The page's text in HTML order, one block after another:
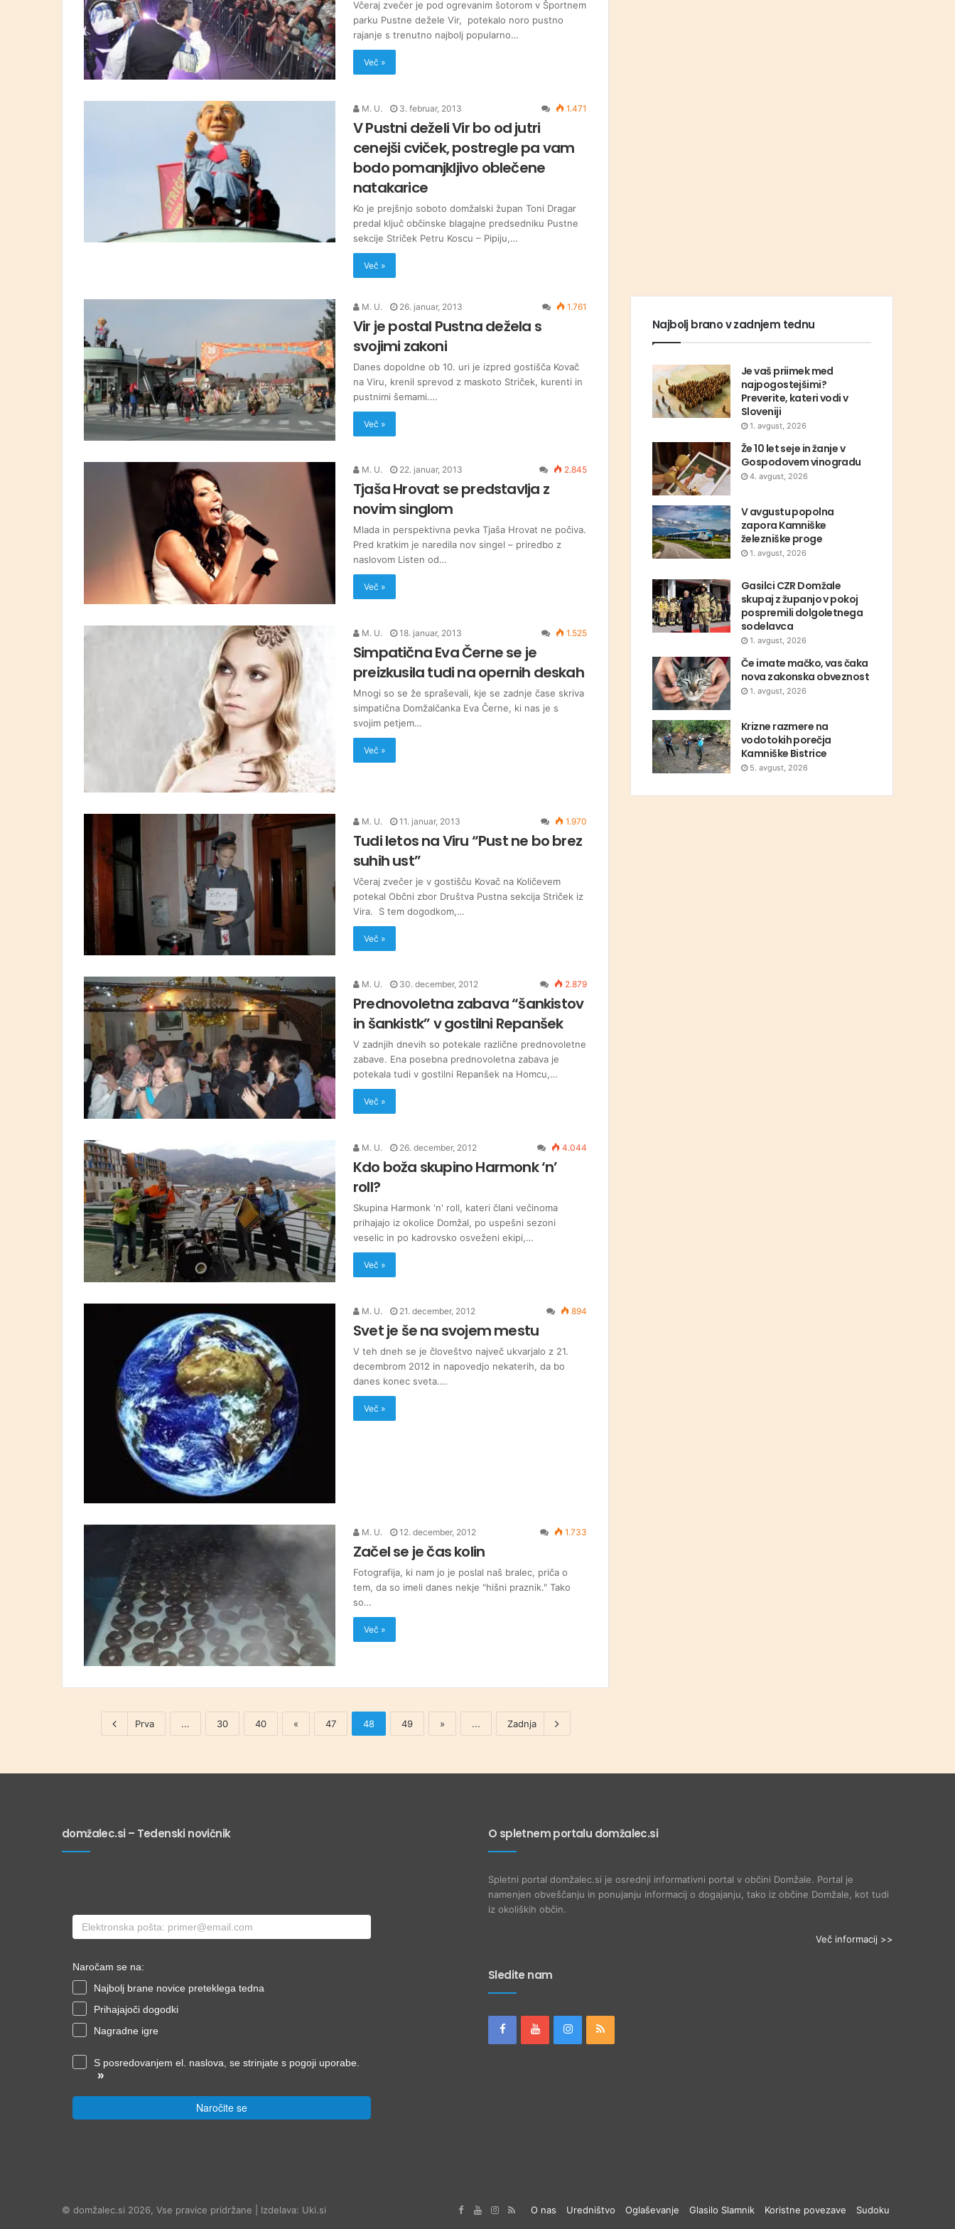
Včeraj zvečer je pod ogrevanim šotorom v Športnem
parku Pustne dežele Vir, potekalo noro pustno
rajanje s trenutno najbolj popularno…
Več »
M. U. 3. februar, 2013 1.471
V Pustni deželi Vir bo od jutri
cenejši cviček, postregle pa vam
bodo pomanjkljivo oblečene
natakarice
Ko je prejšnjo soboto domžalski župan Toni Dragar
predal ključ občinske blagajne predsedniku Pustne
sekcije Striček Petru Koscu – Pipiju,…
Več »
M. U. 26. januar, 2013 1.761
Vir je postal Pustna dežela s
svojimi zakoni
Danes dopoldne ob 10. uri je izpred gostišča Kovač
na Viru, krenil sprevod z maskoto Striček, kurenti in
pustnimi šemami.…
Več »
M. U. 22. januar, 2013 2.845
Tjaša Hrovat se predstavlja z
novim singlom
Mlada in perspektivna pevka Tjaša Hrovat ne počiva.
Pred kratkim je naredila nov singel – priredbo z
naslovom Listen od…
Več »
M. U. 18. januar, 2013 1.525
Simpatična Eva Černe se je
preizkusila tudi na opernih deskah
Mnogi so se že spraševali, kje se zadnje čase skriva
simpatična Domžalčanka Eva Černe, ki nas je s
svojim petjem…
Več »
M. U. 11. januar, 2013 1.970
Tudi letos na Viru “Pust ne bo brez
suhih ust”
Včeraj zvečer je v gostišču Kovač na Količevem
potekal Občni zbor Društva Pustna sekcija Striček iz
Vira. S tem dogodkom,…
Več »
M. U. 30. december, 2012 2.879
Prednovoletna zabava “šankistov
in šankistk” v gostilni Repanšek
V zadnjih dnevih so potekale različne prednovoletne
zabave. Ena posebna prednovoletna zabava je
potekala tudi v gostilni Repanšek na Homcu,…
Več »
M. U. 26. december, 2012 4.044
Kdo boža skupino Harmonk ‘n’
roll?
Skupina Harmonk 'n' roll, kateri člani večinoma
prihajajo iz okolice Domžal, po uspešni sezoni
veselic in po kadrovsko osveženi ekipi,…
Več »
M. U. 21. december, 2012 894
Svet je še na svojem mestu
V teh dneh se je človeštvo največ ukvarjalo z 21.
decembrom 2012 in napovedjo nekaterih, da bo
danes konec sveta.…
Več »
M. U. 12. december, 2012 1.733
Začel se je čas kolin
Fotografija, ki nam jo je poslal naš bralec, priča o
tem, da so imeli danes nekje "hišni praznik." Tako
so…
Več »
Prva ... 30 40 « 47 48 49 » ... Zadnja
Najbolj brano v zadnjem tednu
Je vaš priimek med
najpogostejšimi?
Preverite, kateri vodi v
Sloveniji
1. avgust, 2026
Že 10 let seje in žanje v
Gospodovem vinogradu
4. avgust, 2026
V avgustu popolna
zapora Kamniške
železniške proge
1. avgust, 2026
Gasilci CZR Domžale
skupaj z županjo v pokoj
pospremili dolgoletnega
sodelavca
1. avgust, 2026
Če imate mačko, vas čaka
nova zakonska obveznost
1. avgust, 2026
Krizne razmere na
vodotokih porečja
Kamniške Bistrice
5. avgust, 2026
domžalec.si – Tedenski novičnik
Naročam se na:
Najbolj brane novice preteklega tedna
Prihajajoči dogodki
Nagradne igre
S posredovanjem el. naslova, se strinjate s pogoji uporabe.
»
Naročite se
O spletnem portalu domžalec.si
Spletni portal domžalec.si je osrednji informativni portal v občini Domžale. Portal je
namenjen obveščanju in ponujanju informacij o dogajanju, tako iz občine Domžale, kot tudi
iz okoliških občin.
Več informacij >>
Sledite nam
© domžalec.si 2026, Vse pravice pridržane | Izdelava: Uki.si O nas Uredništvo Oglaševanje Glasilo Slamnik Koristne povezave Sudoku